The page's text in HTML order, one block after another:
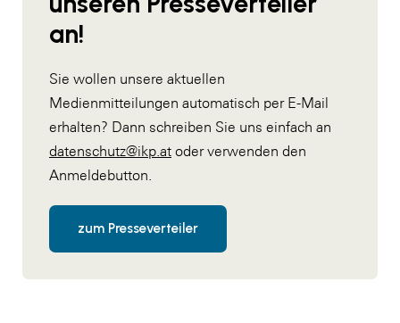
an!
Sie wollen unsere aktuellen
Medienmitteilungen automatisch per E-Mail
erhalten? Dann schreiben Sie uns einfach an
datenschutz@ikp.at oder verwenden den
Anmeldebutton.
zum Presseverteiler